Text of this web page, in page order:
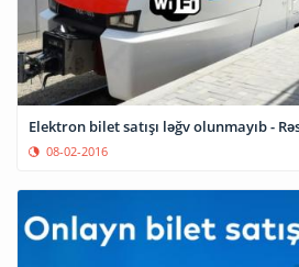
Elektron bilet satışı ləğv olunmayıb -
08-02-2016